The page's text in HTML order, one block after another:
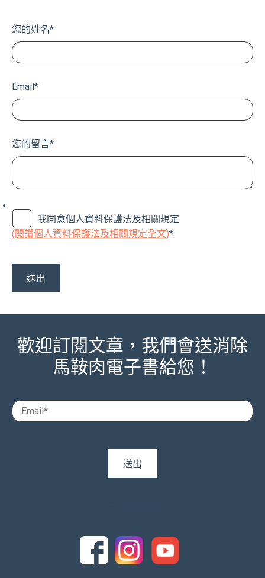
您的姓名*
Email *
您的留言*
我同意個人資料保護法及相關規定
(閱讀個人資料保護法及相關規定全文)*
歡迎訂閱文章，我們會送消除
馬鞍肉電子書給您！